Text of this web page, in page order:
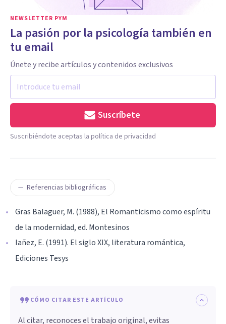
NEWSLETTER PYM
La pasión por la psicología también en
tu email
Únete y recibe artículos y contenidos exclusivos
Suscríbete
Suscribiéndote aceptas la política de privacidad
Referencias bibliográficas
Gras Balaguer, M. (1988), El Romanticismo como espíritu
de la modernidad, ed. Montesinos
Iañez, E. (1991). El siglo XIX, literatura romántica,
Ediciones Tesys
CÓMO CITAR ESTE ARTÍCULO
Al citar, reconoces el trabajo original, evitas